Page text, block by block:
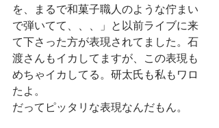
を、まるで和菓子職人のような佇まい
で弾いてて、、、」と以前ライブに来
て下さった方が表現されてました。石
渡さんもイカしてますが、この表現も
めちゃイカしてる。研太氏も私もワロ
たよ。
だってピッタリな表現なんだもん。